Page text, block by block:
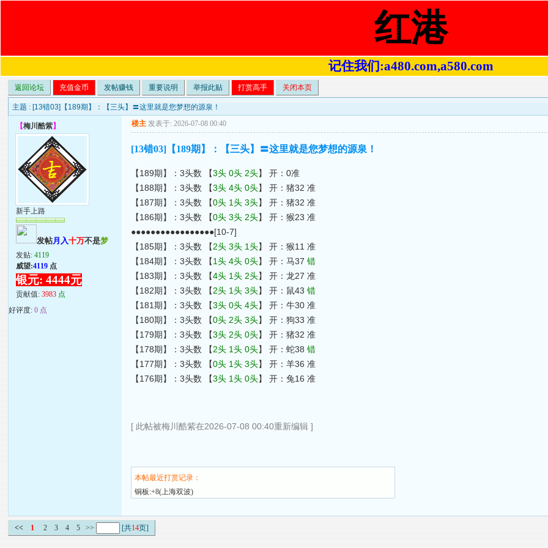
红港
记住我们:a480.com,a580.com
返回论坛 充值金币 发帖赚钱 重要说明 举报此贴 打赏高手 关闭本页
主题 : [13错03]【189期】：【三头】〓这里就是您梦想的源泉！
【梅川酷紫】
新手上路
发帖月入十万不是梦
发贴:4119
威望:4119 点
银元: 4444元
贡献值:3983 点
好评度:0 点
楼主 发表于: 2026-07-08 00:40
[13错03]【189期】：【三头】〓这里就是您梦想的源泉！
【189期】：3头数 【3头 0头 2头】 开：0准
【188期】：3头数 【3头 4头 0头】 开：猪32 准
【187期】：3头数 【0头 1头 3头】 开：猪32 准
【186期】：3头数 【0头 3头 2头】 开：猴23 准
●●●●●●●●●●●●●●●●●[10-7]
【185期】：3头数 【2头 3头 1头】 开：猴11 准
【184期】：3头数 【1头 4头 0头】 开：马37错
【183期】：3头数 【4头 1头 2头】 开：龙27 准
【182期】：3头数 【2头 1头 3头】 开：鼠43错
【181期】：3头数 【3头 0头 4头】 开：牛30 准
【180期】：3头数 【0头 2头 3头】 开：狗33 准
【179期】：3头数 【3头 2头 0头】 开：猪32 准
【178期】：3头数 【2头 1头 0头】 开：蛇38错
【177期】：3头数 【0头 1头 3头】 开：羊36 准
【176期】：3头数 【3头 1头 0头】 开：兔16 准
[ 此帖被梅川酷紫在2026-07-08 00:40重新编辑 ]
本帖最近打赏记录：
铜板:+8(上海双波)
<< 1 2 3 4 5 >> [共14页]